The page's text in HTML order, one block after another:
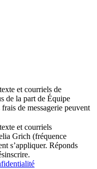
et courriels de
de la part de Équipe
de messagerie peuvent
et courriels
Grich (fréquence
s’appliquer. Réponds